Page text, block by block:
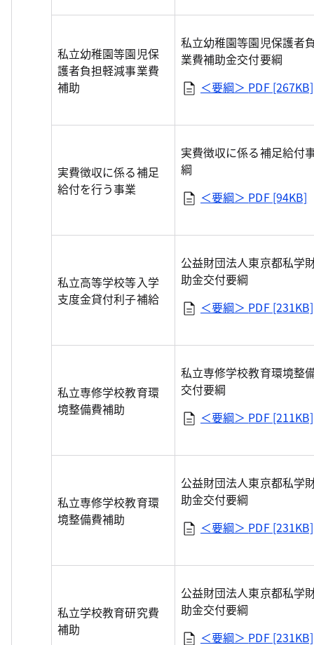
私立幼稚園等園児保
護者負担軽減事業費
補助
私立幼稚園等園児保護者
業費補助金交付要綱
＜要綱＞ PDF [267KB]
実費徴収に係る補足
給付を行う事業
実費徴収に係る補足給付
綱
＜要綱＞ PDF [94KB]
私立高等学校等入学
支度金貸付利子補給
公益財団法人東京都私学
助金交付要綱
＜要綱＞ PDF [231KB]
私立専修学校教育環
境整備費補助
私立専修学校教育環境整
交付要綱
＜要綱＞ PDF [211KB]
私立専修学校教育環
境整備費補助
公益財団法人東京都私学
助金交付要綱
＜要綱＞ PDF [231KB]
私立学校教育研究費
補助
公益財団法人東京都私学
助金交付要綱
＜要綱＞ PDF [231KB]